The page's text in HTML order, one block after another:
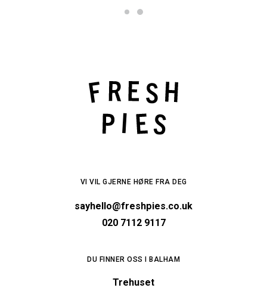
VI VIL GJERNE HØRE FRA DEG
sayhello@freshpies.co.uk
020 7112 9117
DU FINNER OSS I BALHAM
Trehuset